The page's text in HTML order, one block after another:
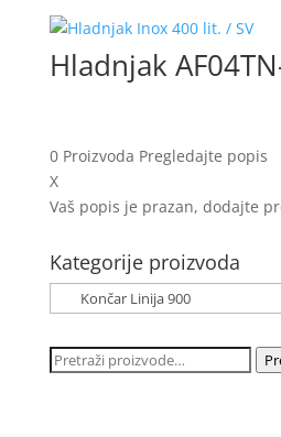
Hladnjak
0Proizvoda Pregledajte popis
X
Vaš popis je prazan, dodajte
Kategorije proizvoda
Pretraži: